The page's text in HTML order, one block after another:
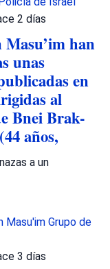
2 días
Masu’im han
unas
en
al
Bnei Brak-
años,
a un
Masu'im Grupo de
3 días